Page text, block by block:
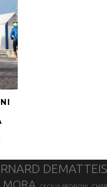
DEMATTEIS
MORA